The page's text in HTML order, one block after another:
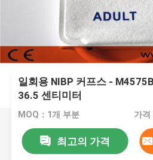
일회용 NIBP 커프스 -
36.5 센티미터
MOQ：1개 부분 가격
최고의 가격